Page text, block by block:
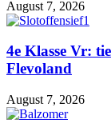
August 7, 2026
4e Klasse Vr:
Flevoland
August 7, 2026